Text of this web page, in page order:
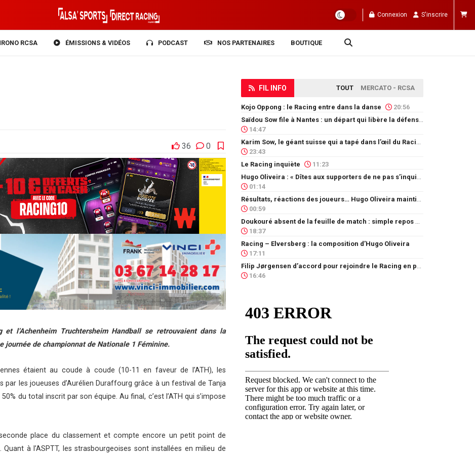
Connexion S'inscrire
RCSA ÉMISSIONS & VIDÉOS PODCAST NOS PARTENAIRES BOUTIQUE
36 0
et l’Achenheim Truchtersheim Handball se retrouvaient dans la
journée de championnat de Nationale 1 Féminine.
étaient au coude à coude (10-11 en faveur de l’ATH), les
les joueuses d’Aurélien Duraffourg grâce à un festival de Tanja
du total inscrit par son équipe. Au final, c’est l’ATH qui s’impose
place du classement et compte encore un petit point de
à l’ASPTT, les strasbourgeoises sont installées en milieu de
FIL INFO TOUT MERCATO - RCSA
Kojo Oppong : le Racing entre dans la danse 20:56
14:47
23:43
Le Racing inquiète
11:23
01:14
00:59
18:37
Racing – Elversberg : la composition d’Hugo Oliveira
17:11
16:46